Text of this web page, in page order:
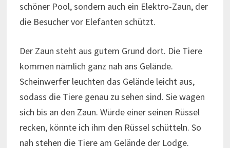
schöner Pool, sondern auch ein Elektro-Zaun, der
die Besucher vor Elefanten schützt.
Der Zaun steht aus gutem Grund dort. Die Tiere
kommen nämlich ganz nah ans Gelände.
Scheinwerfer leuchten das Gelände leicht aus,
sodass die Tiere genau zu sehen sind. Sie wagen
sich bis an den Zaun. Würde einer seinen Rüssel
recken, könnte ich ihm den Rüssel schütteln. So
nah stehen die Tiere am Gelände der Lodge.